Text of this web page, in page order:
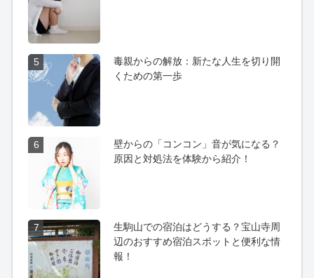
5
毒親からの解放：新たな人生を切り開
くための第一歩
6
壁からの「コンコン」音が気になる？
原因と対処法を体験から紹介！
7
生駒山での宿泊はどうする？宝山寺周
辺のおすすめ宿泊スポットと便利な情
報！